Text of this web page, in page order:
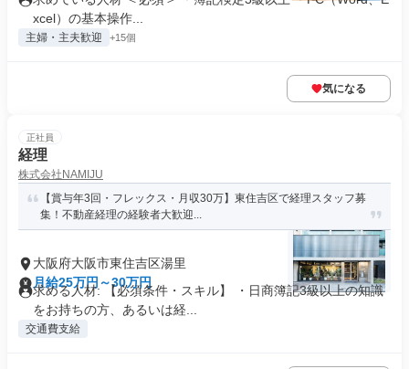
xcel）の基本操作...
主婦・主夫歓迎 +15個
気になる
正社員
経理
株式会社NAMIJU
【賞与年3回・フレックス・月収30万】東住吉区で経理スタッフ募
集！不動産経理の経験者大歓迎...
大阪府大阪市東住吉区湯里
月給25万円～30万円
求める人材: 【必須条件・スキル】 ・日商簿記3級以上の知識
をお持ちの方、あるいは経...
交通費支給